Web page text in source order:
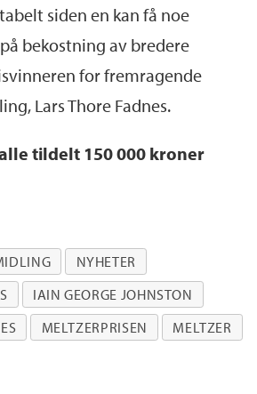
siden en kan få noe
bekostning av bredere
for fremragende
Lars Thore Fadnes.
tildelt 150 000 kroner
NYHETER
IAIN GEORGE JOHNSTON
MELTZERPRISEN MELTZER